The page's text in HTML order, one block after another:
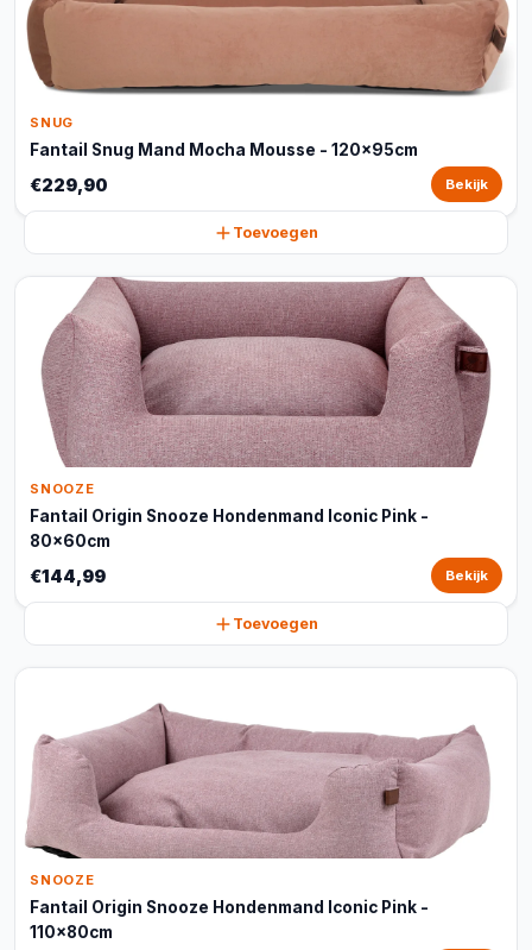
SNUG
Fantail Snug Mand Mocha Mousse - 120x95cm
€229,90 Bekijk
Toevoegen
SNOOZE
Fantail Origin Snooze Hondenmand Iconic Pink -
80x60cm
€144,99 Bekijk
Toevoegen
SNOOZE
Fantail Origin Snooze Hondenmand Iconic Pink -
110x80cm